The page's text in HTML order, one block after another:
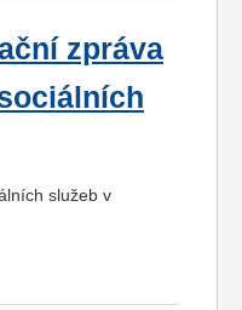
zpráva
služeb v